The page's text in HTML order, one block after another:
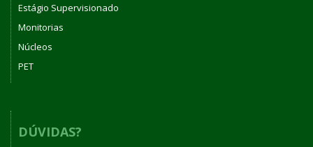
Estágio Supervisionado
Monitorias
Núcleos
PET
DÚVIDAS?